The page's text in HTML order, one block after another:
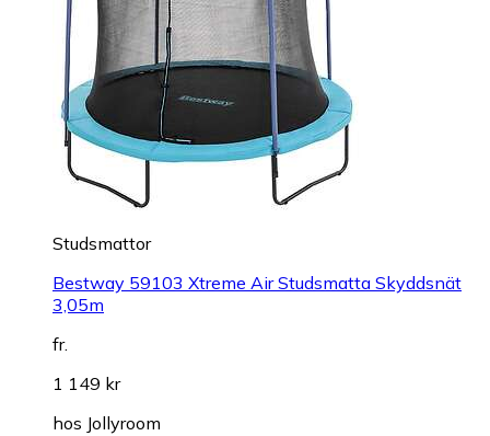
Studsmattor
Bestway 59103 Xtreme Air Studsmatta Skyddsnät
3,05m
fr.
1 149 kr
hos Jollyroom